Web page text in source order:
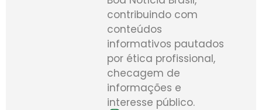
contribuindo com
conteúdos
informativos pautados
por ética profissional,
checagem de
informações e
interesse público.